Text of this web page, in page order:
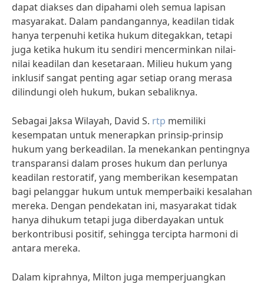
dapat diakses dan dipahami oleh semua lapisan
masyarakat. Dalam pandangannya, keadilan tidak
hanya terpenuhi ketika hukum ditegakkan, tetapi
juga ketika hukum itu sendiri mencerminkan nilai-
nilai keadilan dan kesetaraan. Milieu hukum yang
inklusif sangat penting agar setiap orang merasa
dilindungi oleh hukum, bukan sebaliknya.
Sebagai Jaksa Wilayah, David S. rtp memiliki
kesempatan untuk menerapkan prinsip-prinsip
hukum yang berkeadilan. Ia menekankan pentingnya
transparansi dalam proses hukum dan perlunya
keadilan restoratif, yang memberikan kesempatan
bagi pelanggar hukum untuk memperbaiki kesalahan
mereka. Dengan pendekatan ini, masyarakat tidak
hanya dihukum tetapi juga diberdayakan untuk
berkontribusi positif, sehingga tercipta harmoni di
antara mereka.
Dalam kiprahnya, Milton juga memperjuangkan